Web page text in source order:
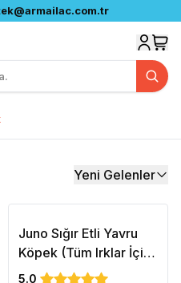
Yeni Gelenler
Juno Sığır Etli Yavru
Köpek (Tüm Irklar İçin)
15kg
5.0